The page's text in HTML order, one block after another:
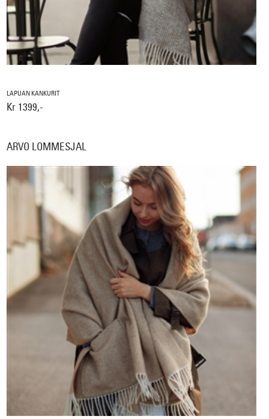
LAPUAN KANKURIT
Kr 1399,-
ARVO LOMMESJAL